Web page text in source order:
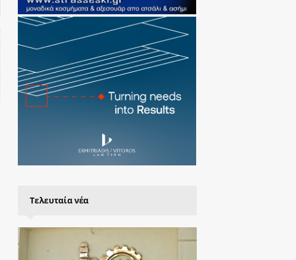
Τελευταία νέα